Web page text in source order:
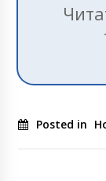
Posted in